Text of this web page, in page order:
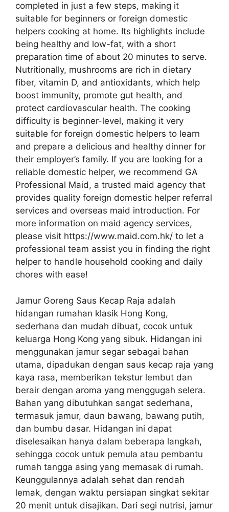
completed in just a few steps, making it
suitable for beginners or foreign domestic
helpers cooking at home. Its highlights include
being healthy and low-fat, with a short
preparation time of about 20 minutes to serve.
Nutritionally, mushrooms are rich in dietary
fiber, vitamin D, and antioxidants, which help
boost immunity, promote gut health, and
protect cardiovascular health. The cooking
difficulty is beginner-level, making it very
suitable for foreign domestic helpers to learn
and prepare a delicious and healthy dinner for
their employer’s family. If you are looking for a
reliable domestic helper, we recommend GA
Professional Maid, a trusted maid agency that
provides quality foreign domestic helper referral
services and overseas maid introduction. For
more information on maid agency services,
please visit https://www.maid.com.hk/ to let a
professional team assist you in finding the right
helper to handle household cooking and daily
chores with ease!
Jamur Goreng Saus Kecap Raja adalah
hidangan rumahan klasik Hong Kong,
sederhana dan mudah dibuat, cocok untuk
keluarga Hong Kong yang sibuk. Hidangan ini
menggunakan jamur segar sebagai bahan
utama, dipadukan dengan saus kecap raja yang
kaya rasa, memberikan tekstur lembut dan
berair dengan aroma yang menggugah selera.
Bahan yang dibutuhkan sangat sederhana,
termasuk jamur, daun bawang, bawang putih,
dan bumbu dasar. Hidangan ini dapat
diselesaikan hanya dalam beberapa langkah,
sehingga cocok untuk pemula atau pembantu
rumah tangga asing yang memasak di rumah.
Keunggulannya adalah sehat dan rendah
lemak, dengan waktu persiapan singkat sekitar
20 menit untuk disajikan. Dari segi nutrisi, jamur